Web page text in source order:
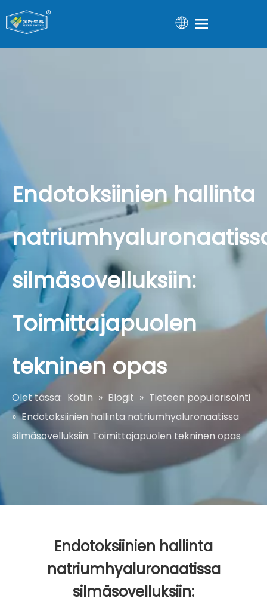
Endotoksiinien hallinta
silmäsovelluksiin:
Toimittajapuolen
tekninen opas
Olet tässä: Kotiin » Blogit » Tieteen popularisointi
» Endotoksiinien hallinta natriumhyaluronaatissa
silmäsovelluksiin: Toimittajapuolen tekninen opas
Endotoksiinien hallinta
natriumhyaluronaatissa
silmäsovelluksiin: